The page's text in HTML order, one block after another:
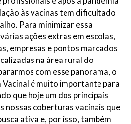
às vacinas tem dificultado
Para minimizar essa
ações extras em escolas,
empresas e pontos marcados
na área rural do
com esse panorama, o
Vacinal é muito importante para
que hoje um dos principais
nossas coberturas vacinais que
ativa e, por isso, também